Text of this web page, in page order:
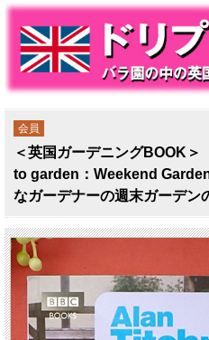
会員
＜英国ガーデニングBOOK
to garden：Weekend
なガーデナーの週末ガーデン